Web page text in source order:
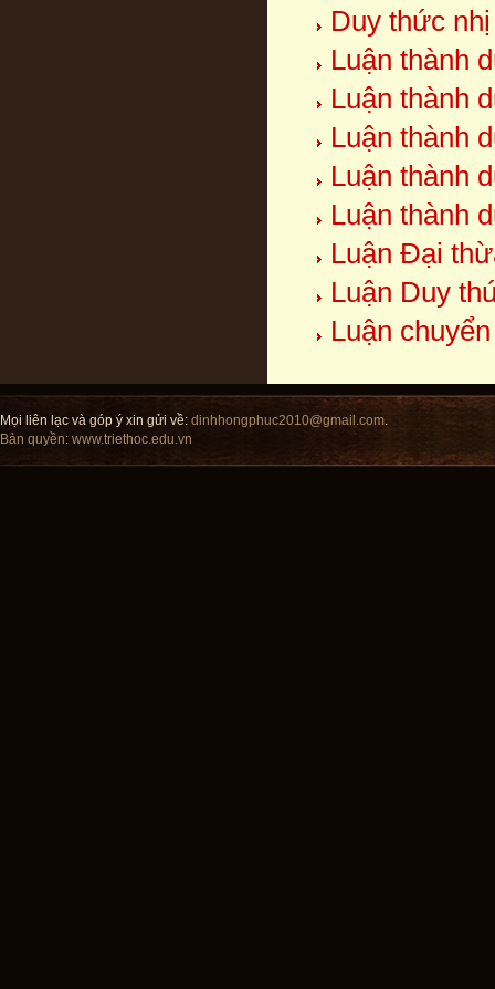
Duy thức
Luận thành
Luận thành
Luận thành
Luận thành
Luận thành
Luận Đại
Luận Duy
Luận
Mọi liên lạc và góp ý xin gửi về: dinhhongphuc2010@gmail.com.
Bản quyền: www.triethoc.edu.vn